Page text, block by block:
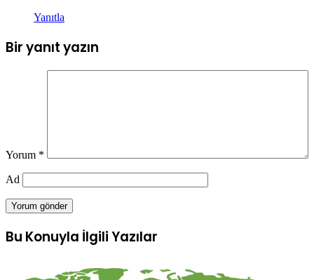
Yanıtla
Bir yanıt yazın
Yorum *
Ad
Bu Konuyla İlgili Yazılar